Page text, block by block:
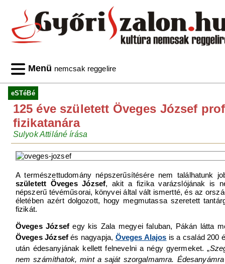
Menü nemcsak reggelire
eSTéBé
125 éve született Öveges József
fizikatanára
Sulyok Attiláné írása
A természettudomány népszerűsítésére nem találhatunk
született Öveges József, akit a fizika varázslójának is
népszerű tévéműsorai, könyvei által vált ismertté, és az
életében azért dolgozott, hogy megmutassa szeretett
fizikát.
Öveges József egy kis Zala megyei faluban, Pákán látta
Öveges Józsefés nagyapja, Öveges Alajos is a család 200
után édesanyjának kellett felnevelni a négy gyermeket. „
nem számíthatok, mint a saját szorgalmamra.